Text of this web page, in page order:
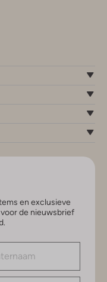
en exclusieve
de nieuwsbrief